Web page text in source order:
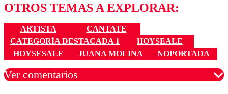
OTROS TEMAS A EXPLORAR:
ARTISTA
CANTATE
CATEGORÍA DESTACADA 1
HOYSEALE
HOYSESALE
JUANA MOLINA NOPORTADA
Ver comentarios